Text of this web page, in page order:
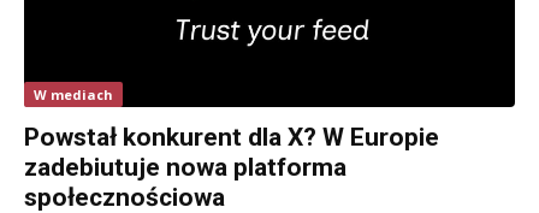
W mediach
Powstał konkurent dla X? W Europie
zadebiutuje nowa platforma
społecznościowa